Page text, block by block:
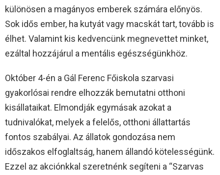
különösen a magányos emberek számára előnyös.
Sok idős ember, ha kutyát vagy macskát tart, tovább is
élhet. Valamint kis kedvencünk megnevettet minket,
ezáltal hozzájárul a mentális egészségünkhöz.
Október 4-én a Gál Ferenc Főiskola szarvasi
gyakorlósai rendre elhozzák bemutatni otthoni
kisállataikat. Elmondják egymásak azokat a
tudnivalókat, melyek a felelős, otthoni állattartás
fontos szabályai. Az állatok gondozása nem
időszakos elfoglaltság, hanem állandó kötelességünk.
Ezzel az akciónkkal szeretnénk segíteni a “Szarvas